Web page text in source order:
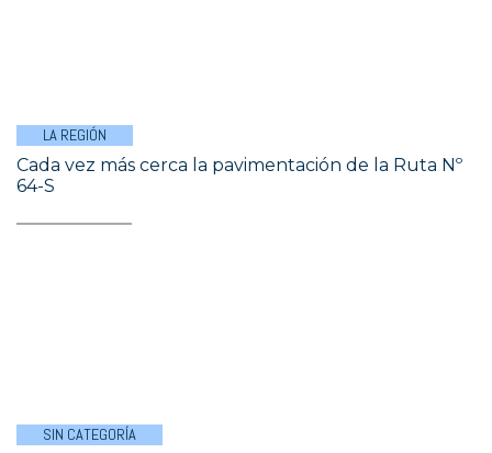
LA REGIÓN
Cada vez más cerca la pavimentación de la Ruta Nº
64-S
SIN CATEGORÍA